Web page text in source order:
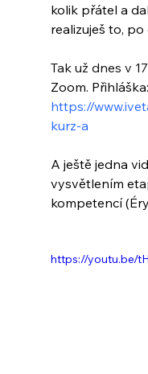
kolik přátel a
realizuješ to, po
Tak už dnes v
Zoom. Přihláška:
https://
kurz-a
A ještě jedna
vysvětlením
kompetencí
https://youtu.be/